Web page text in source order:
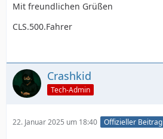
Mit freundlichen Grüßen
CLS.500.Fahrer
Crashkid
Tech-Admin
22. Januar 2025 um 18:40 Offizieller Beitrag